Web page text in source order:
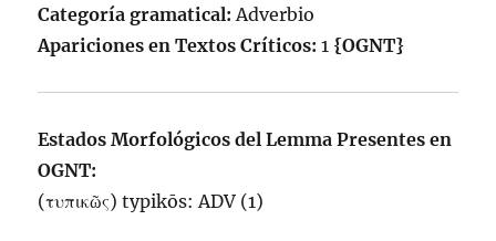
Categoría gramatical:Adverbio
Apariciones en Textos Críticos:1 {OGNT}
Estados Morfológicos del Lemma Presentes en
OGNT:
(τυπικῶς)typikōs:ADV (1)